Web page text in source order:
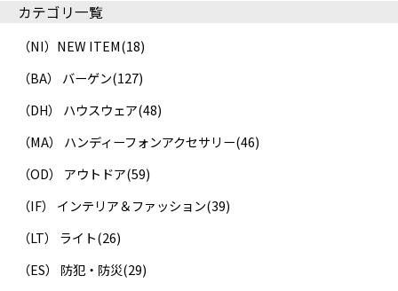
カテゴリ一覧
（NI）NEW ITEM(18)
（BA） バーゲン(127)
（DH） ハウスウェア(48)
（MA） ハンディーフォンアクセサリー(46)
（OD） アウトドア(59)
（IF） インテリア＆ファッション(39)
（LT） ライト(26)
（ES） 防犯・防災(29)